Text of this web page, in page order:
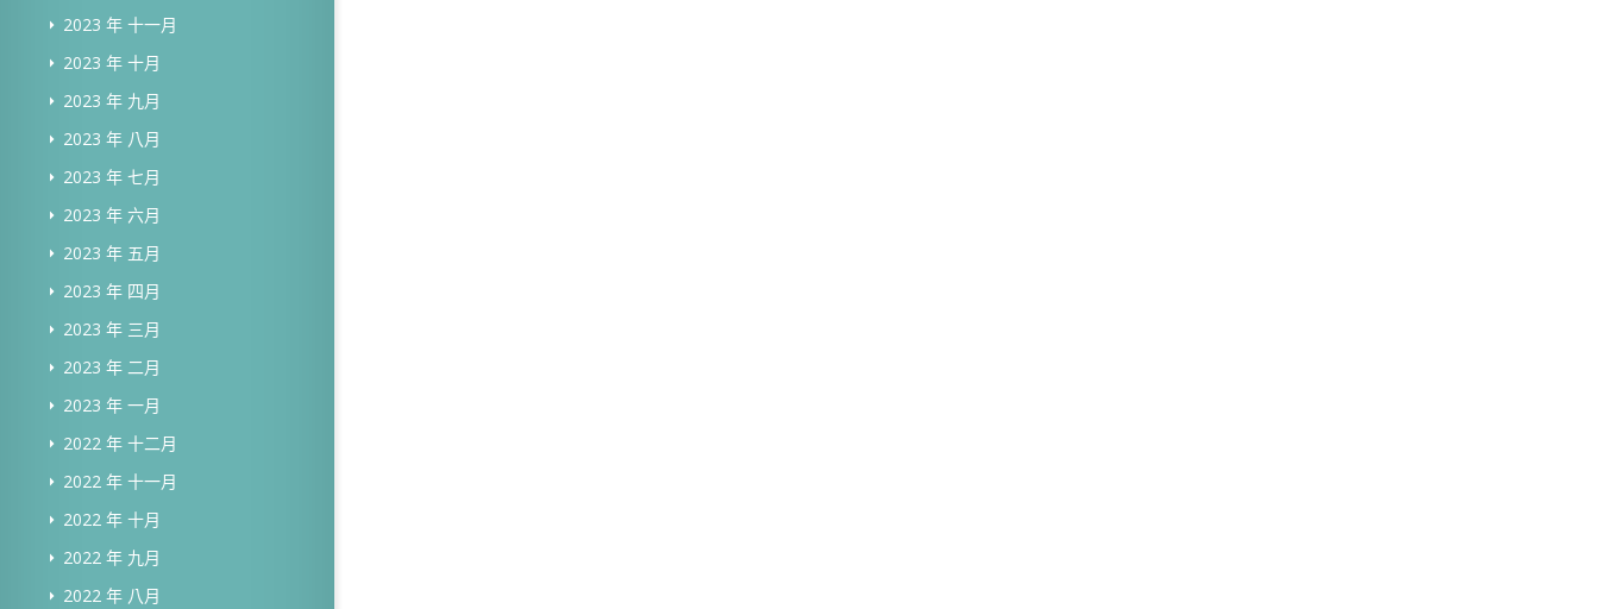
2023 年 十一月
2023 年 十月
2023 年 九月
2023 年 八月
2023 年 七月
2023 年 六月
2023 年 五月
2023 年 四月
2023 年 三月
2023 年 二月
2023 年 一月
2022 年 十二月
2022 年 十一月
2022 年 十月
2022 年 九月
2022 年 八月